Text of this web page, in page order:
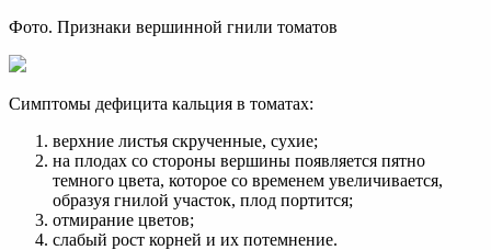
Фото. Признаки вершинной гнили томатов
Симптомы дефицита кальция в томатах:
верхние листья скрученные, сухие;
на плодах со стороны вершины появляется пятно
темного цвета, которое со временем увеличивается,
образуя гнилой участок, плод портится;
отмирание цветов;
слабый рост корней и их потемнение.